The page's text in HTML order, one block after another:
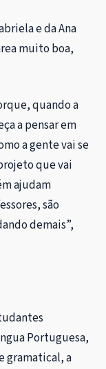
e da Ana
muito boa,
quando a
a pensar em
a gente vai se
que vai
ajudam
são
demais”,
Portuguesa,
gramatical, a